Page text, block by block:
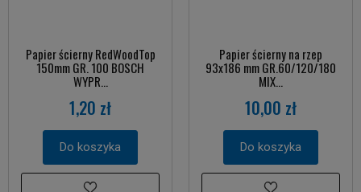
Papier ścierny RedWoodTop
150mm GR. 100 BOSCH
WYPR...
1,20 zł
Do koszyka
Papier ścierny na rzep
93x186 mm GR.60/120/180
MIX...
10,00 zł
Do koszyka